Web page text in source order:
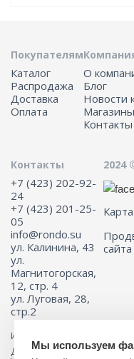
Покупателям
Каталог
Распродажа
Доставка
Оплата
О
Блог
Новости
Магазины
Контакты
Контакты
+7 (423) 202-92-
24
+7 (423) 201-25-
05
info@rondo.su
ул. Калинина, 43
ул.
Магнитогорская,
12, стр. 4
ул. Луговая, 28,
стр.2
2024
Информация на сайте не
Для получения подробной
Мы используем